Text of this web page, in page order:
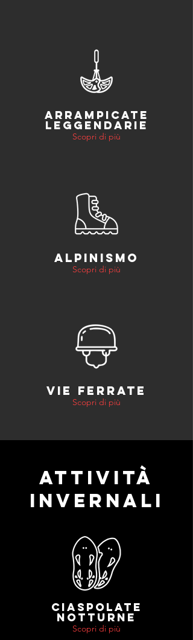
ARRAMPICATE
LEGGENDARIE
Scopri di più
ALPINISMO
Scopri di più
VIE FERRATE
Scopri di più
ATTIVITÀ
INVERNALI
CIASPOLATE
NOTTURNE
Scopri di più